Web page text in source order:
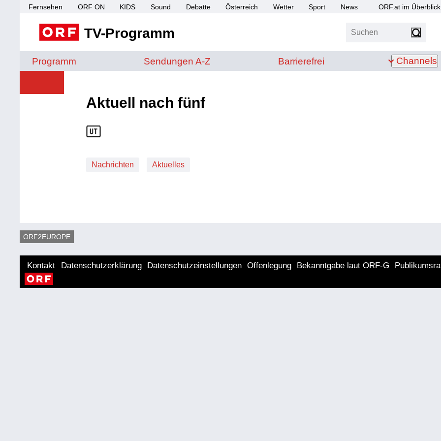
Fernsehen ORF ON KIDS Sound Debatte Österreich Wetter Sport News ORF.at im Überblick
TV-Programm Suchen
Programm Sendungen von A bis Z
Sendungen A-Z Barrierefrei
Barrierefrei Channels
Aktuell nach fünf
Nachrichten Aktuelles
ORF2EUROPE
Kontakt Datenschutzerklärung Datenschutzeinstellungen Offenlegung Bekanntgabe laut ORF-G